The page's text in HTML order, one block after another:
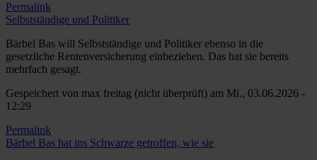
Permalink
Selbstständige und Politiker
Bärbel Bas will Selbstständige und Politiker ebenso in die
gesetzliche Rentenversicherung einbeziehen. Das hat sie bereits
mehrfach gesagt.
Gespeichert von max freitag (nicht überprüft) am Mi., 03.06.2026 -
12:29
Permalink
Bärbel Bas hat ins Schwarze getroffen, wie sie